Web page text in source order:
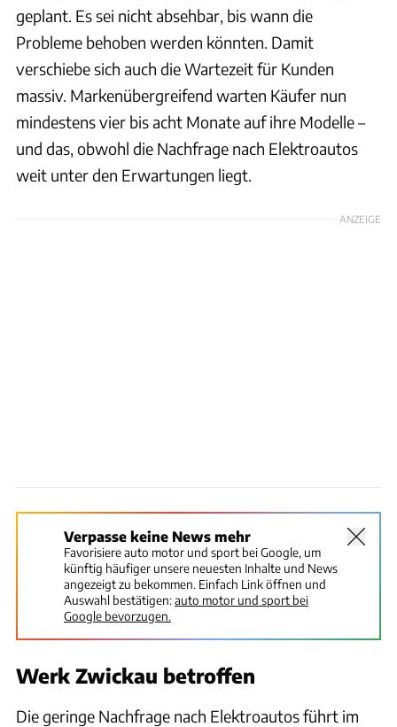
geplant. Es sei nicht absehbar, bis wann die
Probleme behoben werden könnten. Damit
verschiebe sich auch die Wartezeit für Kunden
massiv. Markenübergreifend warten Käufer nun
mindestens vier bis acht Monate auf ihre Modelle –
und das, obwohl die Nachfrage nach Elektroautos
weit unter den Erwartungen liegt.
ANZEIGE
Verpasse keine News mehr
Favorisiere auto motor und sport bei Google, um
künftig häufiger unsere neuesten Inhalte und News
angezeigt zu bekommen. Einfach Link öffnen und
Auswahl bestätigen:auto motor und sport bei
Google bevorzugen.
Werk Zwickau betroffen
Die geringe Nachfrage nach Elektroautos führt im